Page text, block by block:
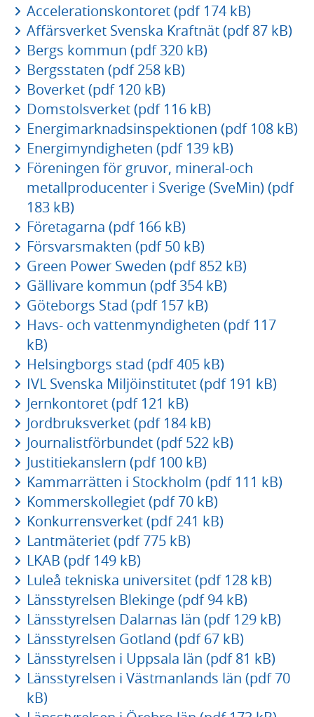
Accelerationskontoret (pdf 174 kB)
Affärsverket Svenska Kraftnät (pdf 87 kB)
Bergs kommun (pdf 320 kB)
Bergsstaten (pdf 258 kB)
Boverket (pdf 120 kB)
Domstolsverket (pdf 116 kB)
Energimarknadsinspektionen (pdf 108 kB)
Energimyndigheten (pdf 139 kB)
Föreningen för gruvor, mineral-och
metallproducenter i Sverige (SveMin) (pdf
183 kB)
Företagarna (pdf 166 kB)
Försvarsmakten (pdf 50 kB)
Green Power Sweden (pdf 852 kB)
Gällivare kommun (pdf 354 kB)
Göteborgs Stad (pdf 157 kB)
Havs- och vattenmyndigheten (pdf 117
kB)
Helsingborgs stad (pdf 405 kB)
IVL Svenska Miljöinstitutet (pdf 191 kB)
Jernkontoret (pdf 121 kB)
Jordbruksverket (pdf 184 kB)
Journalistförbundet (pdf 522 kB)
Justitiekanslern (pdf 100 kB)
Kammarrätten i Stockholm (pdf 111 kB)
Kommerskollegiet (pdf 70 kB)
Konkurrensverket (pdf 241 kB)
Lantmäteriet (pdf 775 kB)
LKAB (pdf 149 kB)
Luleå tekniska universitet (pdf 128 kB)
Länsstyrelsen Blekinge (pdf 94 kB)
Länsstyrelsen Dalarnas län (pdf 129 kB)
Länsstyrelsen Gotland (pdf 67 kB)
Länsstyrelsen i Uppsala län (pdf 81 kB)
Länsstyrelsen i Västmanlands län (pdf 70
kB)